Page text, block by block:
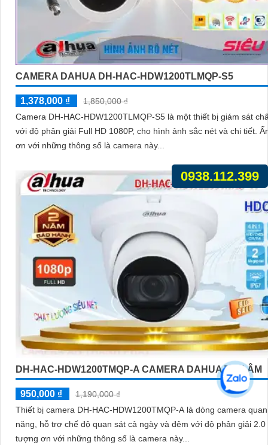
CAMERA DAHUA DH-HAC-HDW1200TLMQP-S5
1,378,000 ₫
1,850,000 ₫
Camera DH-HAC-HDW1200TLMQP-S5 là một thiết bị giám sát
với độ phân giải Full HD 1080P, cho hình ảnh sắc nét và chi tiết. Ấn tượng
ơn với những thông số là camera này...
DH-HAC-HDW1200TMQP-A CAMERA DAHUA THU ÂM
950,000 ₫
1,190,000 ₫
Thiết bị camera DH-HAC-HDW1200TMQP-A là dòng camera
năng, hỗ trợ chế độ quan sát cả ngày và đêm với độ phân giải 2.0
tượng ơn với những thông số là camera này...
0938.112.399